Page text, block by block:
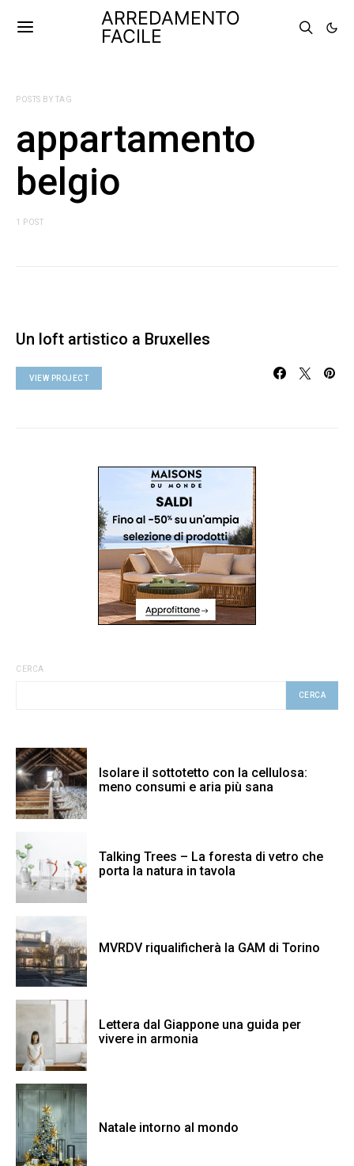
ARREDAMENTO
FACILE
POSTS BY TAG
appartamento
belgio
1 POST
Un loft artistico a Bruxelles
VIEW PROJECT
CERCA
CERCA
Isolare il sottotetto con la cellulosa:
meno consumi e aria più sana
Talking Trees – La foresta di vetro che
porta la natura in tavola
MVRDV riqualificherà la GAM di Torino
Lettera dal Giappone una guida per
vivere in armonia
Natale intorno al mondo